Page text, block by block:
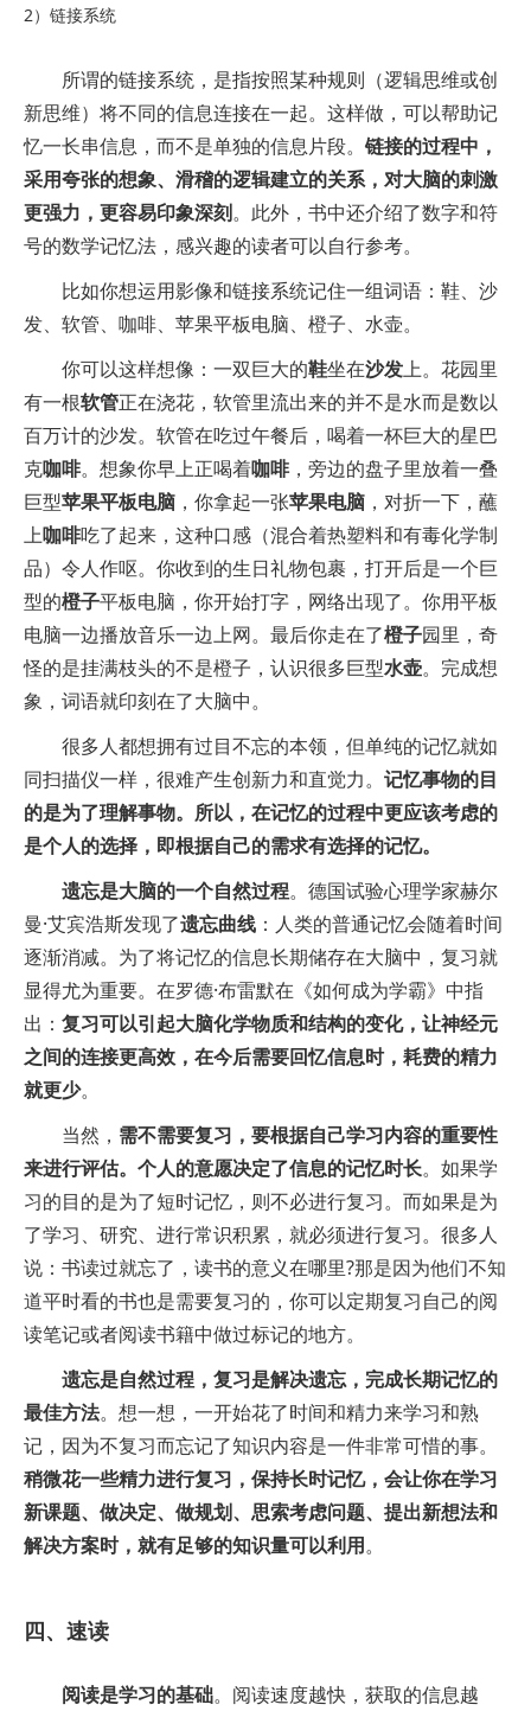
2）链接系统
所谓的链接系统，是指按照某种规则（逻辑思维或创
新思维）将不同的信息连接在一起。这样做，可以帮助记
忆一长串信息，而不是单独的信息片段。 链接的过程中，
采用夸张的想象、滑稽的逻辑建立的关系，对大脑的刺激
更强力，更容易印象深刻。此外，书中还介绍了数字和符
号的数学记忆法，感兴趣的读者可以自行参考。
比如你想运用影像和链接系统记住一组词语：鞋、沙
发、软管、咖啡、苹果平板电脑、橙子、水壶。
你可以这样想像：一双巨大的鞋坐在沙发上。花园里
有一根软管正在浇花，软管里流出来的并不是水而是数以
百万计的沙发。软管在吃过午餐后，喝着一杯巨大的星巴
克咖啡。想象你早上正喝着咖啡，旁边的盘子里放着一叠
巨型苹果平板电脑 ，你拿起一张苹果电脑 ，对折一下，蘸
上咖啡吃了起来，这种口感（混合着热塑料和有毒化学制
品）令人作呕。你收到的生日礼物包裹，打开后是一个巨
型的橙子平板电脑，你开始打字，网络出现了。你用平板
电脑一边播放音乐一边上网。最后你走在了橙子园里，奇
怪的是挂满枝头的不是橙子，认识很多巨型水壶。完成想
象，词语就印刻在了大脑中。
很多人都想拥有过目不忘的本领，但单纯的记忆就如
同扫描仪一样，很难产生创新力和直觉力。 记忆事物的目
的是为了理解事物。所以，在记忆的过程中更应该考虑的
是个人的选择，即根据自己的需求有选择的记忆。
遗忘是大脑的一个自然过程。德国试验心理学家赫尔
曼·艾宾浩斯发现了遗忘曲线 ：人类的普通记忆会随着时间
逐渐消减。为了将记忆的信息长期储存在大脑中，复习就
显得尤为重要。在罗德·布雷默在《如何成为学霸》中指
出： 复习可以引起大脑化学物质和结构的变化，让神经元
之间的连接更高效，在今后需要回忆信息时，耗费的精力
就更少。
当然， 需不需要复习，要根据自己学习内容的重要性
来进行评估。个人的意愿决定了信息的记忆时长。如果学
习的目的是为了短时记忆，则不必进行复习。而如果是为
了学习、研究、进行常识积累，就必须进行复习。很多人
说：书读过就忘了，读书的意义在哪里?那是因为他们不知
道平时看的书也是需要复习的，你可以定期复习自己的阅
读笔记或者阅读书籍中做过标记的地方。
遗忘是自然过程，复习是解决遗忘，完成长期记忆的
最佳方法。想一想，一开始花了时间和精力来学习和熟
记，因为不复习而忘记了知识内容是一件非常可惜的事。
稍微花一些精力进行复习，保持长时记忆，会让你在学习
新课题、做决定、做规划、思索考虑问题、提出新想法和
解决方案时，就有足够的知识量可以利用。
四、速读
阅读是学习的基础。阅读速度越快，获取的信息越